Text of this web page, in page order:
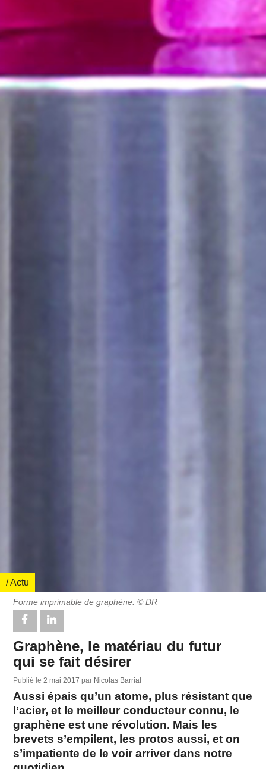
/ Actu
Forme imprimable de graphène. © DR
Graphène, le matériau du futur
qui se fait désirer
Publié le2 mai 2017par Nicolas Barrial
Aussi épais qu’un atome, plus résistant que
l’acier, et le meilleur conducteur connu, le
graphène est une révolution. Mais les
brevets s’empilent, les protos aussi, et on
s’impatiente de le voir arriver dans notre